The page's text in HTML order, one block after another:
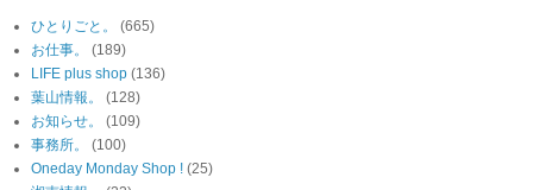
ひとりごと。
(665)
お仕事。
(189)
LIFE plus shop (136)
葉山情報。
(128)
お知らせ。
(109)
事務所。
(100)
Oneday Monday Shop ! (25)